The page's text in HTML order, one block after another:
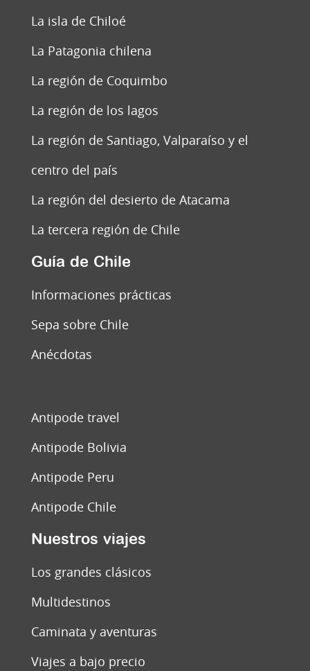
La isla de Chiloé
La Patagonia chilena
La región de Coquimbo
La región de los lagos
La región de Santiago, Valparaíso y el
centro del país
La región del desierto de Atacama
La tercera región de Chile
Guía de Chile
Informaciones prácticas
Sepa sobre Chile
Anécdotas
Antipode travel
Antipode Bolivia
Antipode Peru
Antipode Chile
Nuestros viajes
Los grandes clásicos
Multidestinos
Caminata y aventuras
Viajes a bajo precio